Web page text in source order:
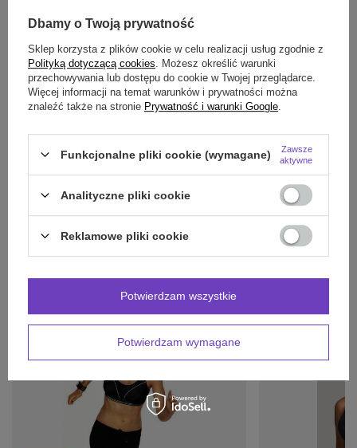
OPIS
SZCZEGÓŁOWE DANE
Potrzebujesz pomocy? Masz pytania?
dla innych.
Zadaj pytanie
POLECAMY RÓWNIEŻ:
Dbamy o Twoją prywatność
Sklep korzysta z plików cookie w celu realizacji usług zgodnie z
Polityką dotyczącą cookies . Możesz określić warunki
przechowywania lub dostępu do cookie w Twojej przeglądarce.
Więcej informacji na temat warunków i prywatności można
znaleźć także na stronie Prywatność i warunki Google
Funkcjonalne pliki cookie (wymagane)
Zawsze
aktywne
Analityczne pliki cookie
Reklamowe pliki cookie
Potwierdzam wymagane
Potwierdzam wszystkie